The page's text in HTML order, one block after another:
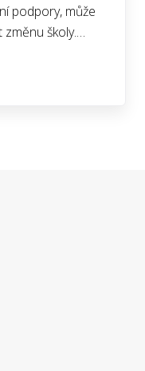
podpory, může
změnu školy.…